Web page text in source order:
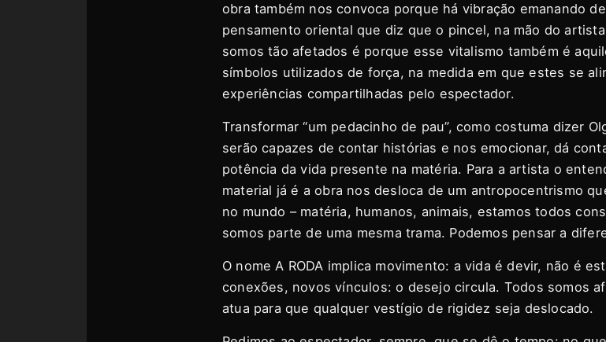
obra também nos convoca porque há vibração emanando
pensamento oriental que diz que o pincel, na mão do
somos tão afetados é porque esse vitalismo também é
símbolos utilizados de força, na medida em que estes se
experiências compartilhadas pelo espectador.
Transformar “um pedacinho de pau”, como costuma dizer
serão capazes de contar histórias e nos emocionar, dá
potência da vida presente na matéria. Para a artista o
material já é a obra nos desloca de um antropocentrismo
no mundo – matéria, humanos, animais, estamos todos
somos parte de uma mesma trama. Podemos pensar a
O nome A RODA implica movimento: a vida é devir, não é
conexões, novos vínculos: o desejo circula. Todos somos
atua para que qualquer vestígio de rigidez seja deslocado.